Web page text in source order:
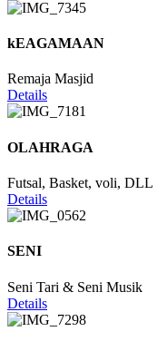
kEAGAMAAN
Remaja Masjid
Details
OLAHRAGA
Futsal, Basket, voli, DLL
Details
SENI
Seni Tari & Seni Musik
Details